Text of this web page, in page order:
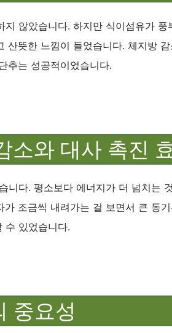
않았습니다. 하지만 식이섬유가
산뜻한 느낌이 들었습니다. 체지방
추는 성공적이었습니다.
소와 대사 촉진
니다. 평소보다 에너지가 더 넘치는
조금씩 내려가는 걸 보면서 큰 동
수 있었습니다.
중요성